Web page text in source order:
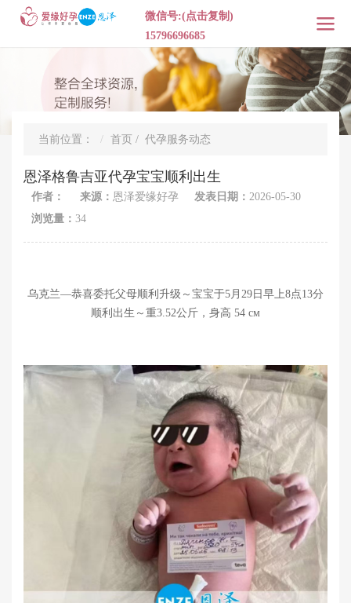
微信号:(点击复制)
15796696685
当前位置： 首页 / 代孕服务动态
恩泽格鲁吉亚代孕宝宝顺利出生
作者： 来源： 恩泽爱缘好孕 发表日期： 2026-05-30
浏览量： 34
乌克兰—恭喜委托父母顺利升级～宝宝于5月29日早上8点13分
顺利出生～重3.52公斤，身高 54 см